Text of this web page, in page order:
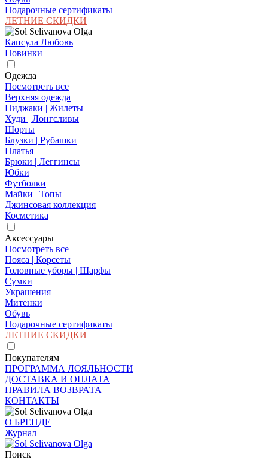
Подарочные сертификаты
ЛЕТНИЕ СКИДКИ
Капсула Любовь
Новинки
Одежда
Посмотреть все
Верхняя одежда
Пиджаки | Жилеты
Худи | Лонгсливы
Шорты
Блузки | Рубашки
Платья
Брюки | Леггинсы
Юбки
Футболки
Майки | Топы
Джинсовая коллекция
Косметика
Аксессуары
Посмотреть все
Пояса | Корсеты
Головные уборы | Шарфы
Сумки
Украшения
Митенки
Обувь
Подарочные сертификаты
ЛЕТНИЕ СКИДКИ
Покупателям
ПРОГРАММА ЛОЯЛЬНОСТИ
ДОСТАВКА И ОПЛАТА
ПРАВИЛА ВОЗВРАТА
КОНТАКТЫ
О БРЕНДЕ
Журнал
Поиск